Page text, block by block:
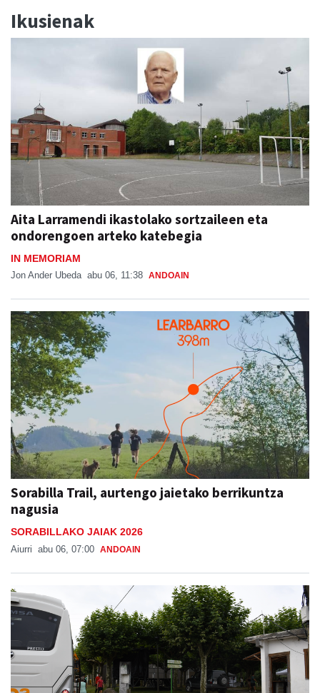
Ikusienak
Aita Larramendi ikastolako sortzaileen eta
ondorengoen arteko katebegia
IN MEMORIAM
Jon Ander Ubeda abu 06, 11:38 ANDOAIN
Sorabilla Trail, aurtengo jaietako berrikuntza
nagusia
SORABILLAKO JAIAK 2026
Aiurri abu 06, 07:00 ANDOAIN